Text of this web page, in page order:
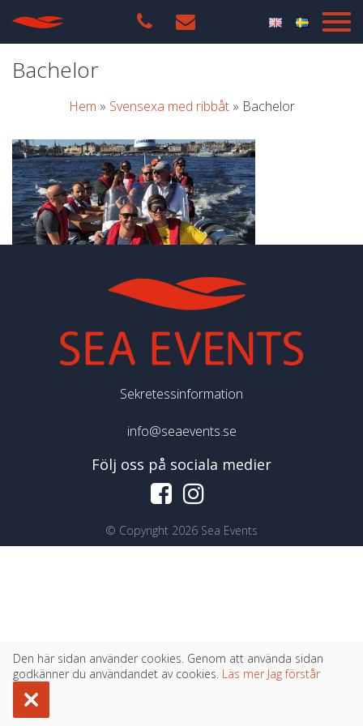
Bachelor
Hem » Svensexa med ribbåt» Bachelor
Sekretessinformation
info@seaevents.se
Följ oss på sociala medier
© Copyright 2026 Sea Events
Den här sidan använder cookies. Genom att använda sidan
godkänner du användandet av cookies. Läs mer Jag förstår